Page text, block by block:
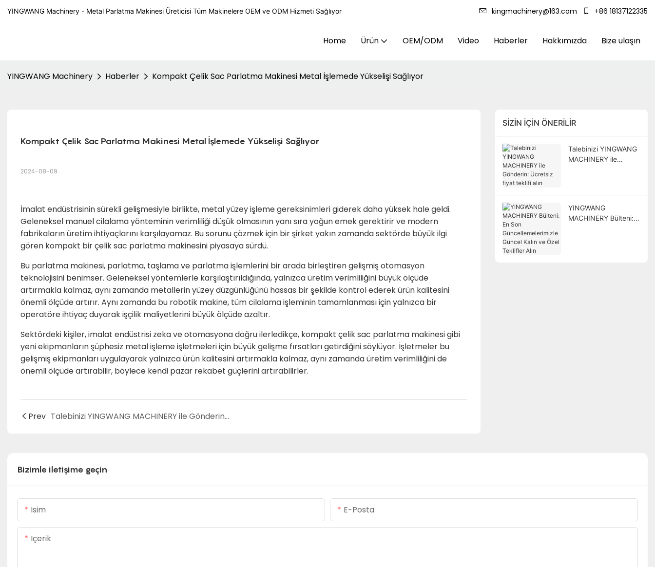
YINGWANG Machinery - Metal Parlatma Makinesi Üreticisi Tüm Makinelere OEM ve ODM Hizmeti Sağlıyor kingmachinery@163.com +86 18137122335
Home Ürün OEM/ODM Video Haberler Hakkımızda Bize ulaşın
YINGWANG Machinery Haberler Kompakt Çelik Sac Parlatma Makinesi Metal İşlemede Yükselişi Sağlıyor
Kompakt Çelik Sac Parlatma Makinesi Metal İşlemede Yükselişi Sağlıyor
2024-08-09
İmalat endüstrisinin sürekli gelişmesiyle birlikte, metal yüzey işleme gereksinimleri giderek daha yüksek hale geldi.
Geleneksel manuel cilalama yönteminin verimliliği düşük olmasının yanı sıra yoğun emek gerektirir ve modern
fabrikaların üretim ihtiyaçlarını karşılayamaz. Bu sorunu çözmek için bir şirket yakın zamanda sektörde büyük ilgi
gören kompakt bir çelik sac parlatma makinesini piyasaya sürdü.
Bu parlatma makinesi, parlatma, taşlama ve parlatma işlemlerini bir arada birleştiren gelişmiş otomasyon
teknolojisini benimser. Geleneksel yöntemlerle karşılaştırıldığında, yalnızca üretim verimliliğini büyük ölçüde
artırmakla kalmaz, aynı zamanda metallerin yüzey düzgünlüğünü hassas bir şekilde kontrol ederek ürün kalitesini
önemli ölçüde artırır. Aynı zamanda bu robotik makine, tüm cilalama işleminin tamamlanması için yalnızca bir
operatöre ihtiyaç duyarak işçilik maliyetlerini büyük ölçüde azaltır.
Sektördeki kişiler, imalat endüstrisi zeka ve otomasyona doğru ilerledikçe, kompakt çelik sac parlatma makinesi gibi
yeni ekipmanların şüphesiz metal işleme işletmeleri için büyük gelişme fırsatları getirdiğini söylüyor. İşletmeler bu
gelişmiş ekipmanları uygulayarak yalnızca ürün kalitesini artırmakla kalmaz, aynı zamanda üretim verimliliğini de
önemli ölçüde artırabilir, böylece kendi pazar rekabet güçlerini artırabilirler.
Prev Talebinizi YINGWANG MACHINERY ile Gönderin: Ücretsiz fiyat teklifi alın
SIZIN IÇIN ÖNERILIR
Talebinizi YINGWANG
MACHINERY ile
YINGWANG
MACHINERY Bülteni:
Bizimle iletişime geçin
Isim E-Posta
Içerik